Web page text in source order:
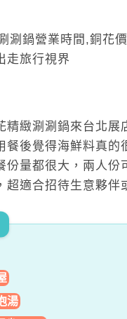
精緻涮涮鍋來台北
後覺得海鮮料真
份量都很大，兩人
適合招待生意夥伴
湯